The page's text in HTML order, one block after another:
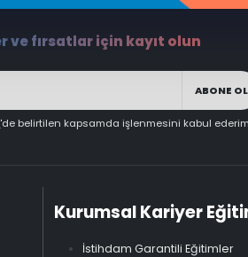
ve fırsatlar için kayıt olun
ABONE OL
'de belirtilen kapsamda işlenmesini kabul
Kurumsal Kariyer
İstihdam Garantili Eğitimler